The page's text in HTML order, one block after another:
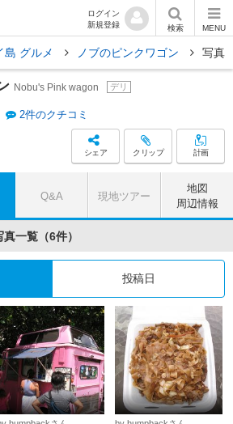
ログイン
新規登録
検索 MENU
島 グルメ ノブのピンクワゴン 写真
Nobu's Pink wagon デリ
2件のクチコミ
シェア クリップ 計画
Q&A 現地ツアー
地図
周辺情報
一覧（6件）
投稿日